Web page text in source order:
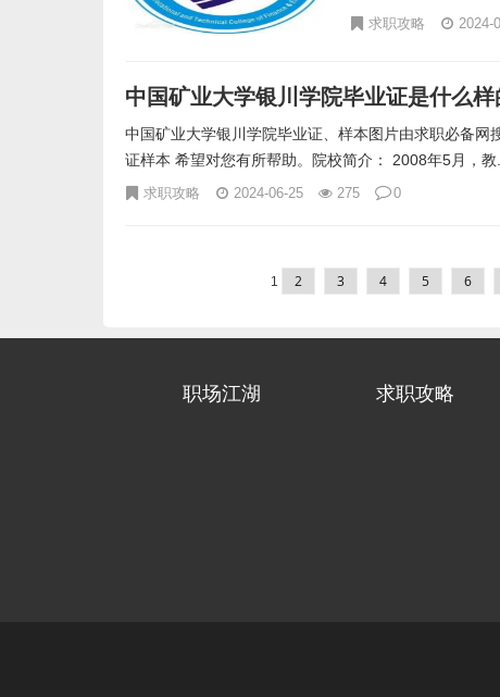
求职攻略 2024-
中国矿业大学银川学院毕业证是什么
中国矿业大学银川学院毕业证、样本图片由求职必备
证样本 希望对您有所帮助。院校简介： 2008年5月，教...
求职攻略 2024-06-25 275 0
1 2 3 4 5 6
职场江湖 求职攻略